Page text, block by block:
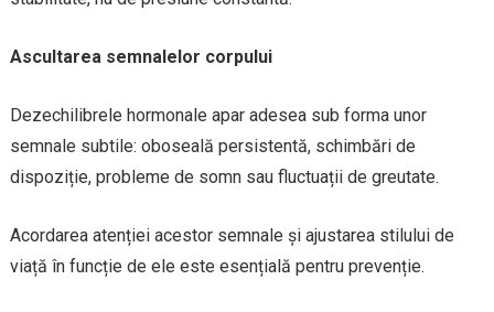
Ascultarea semnalelor corpului
Dezechilibrele hormonale apar adesea sub forma unor
semnale subtile: oboseală persistentă, schimbări de
dispoziție, probleme de somn sau fluctuații de greutate.
Acordarea atenției acestor semnale și ajustarea stilului de
viață în funcție de ele este esențială pentru prevenție.